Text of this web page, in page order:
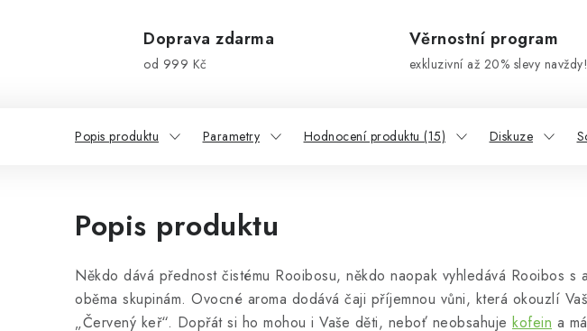
Doprava zdarma
od 999 Kč
Věrnostní program
exkluzivní až 20% slevy navždy!
Popis produktu Parametry Hodnocení produktu (15) Diskuze
Popis produktu
Někdo dává přednost čistému Rooibosu, někdo naopak vyhledává Rooibos
oběma skupinám. Ovocné aroma dodává čaji příjemnou vůni, která okouzlí
„Červený keř“. Dopřát si ho mohou i Vaše děti, neboť neobsahuje kofein a